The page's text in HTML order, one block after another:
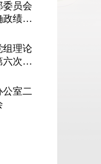
委员会
政绩观
组理论
六次集
讨会
室二